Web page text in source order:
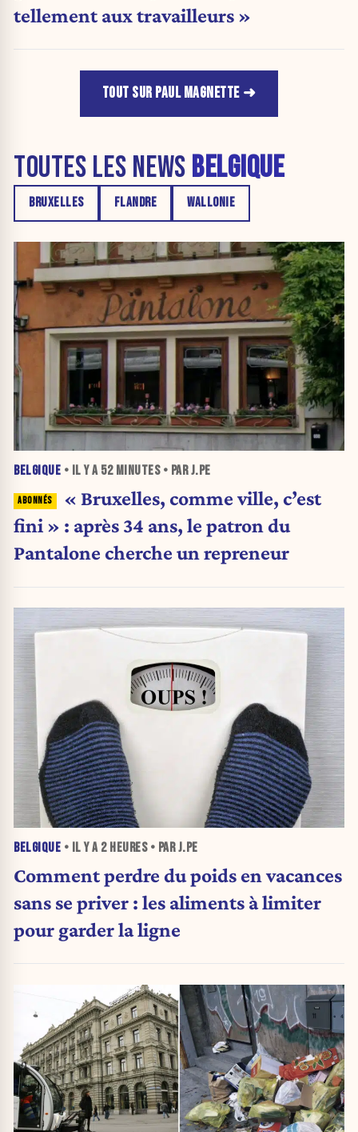
tellement aux travailleurs »
TOUT SUR PAUL MAGNETTE
TOUTES LES NEWS BELGIQUE
BRUXELLES FLANDRE WALLONIE
BELGIQUE • IL Y A 52 MINUTES• PAR J.PE
« Bruxelles, comme ville, c’est
fini » : après 34 ans, le patron du
Pantalone cherche un repreneur
BELGIQUE • IL Y A 2 HEURES• PAR J.PE
Comment perdre du poids en vacances
sans se priver : les aliments à limiter
pour garder la ligne